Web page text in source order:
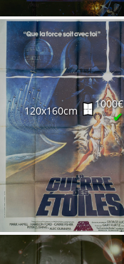
120x160cm
1000€
✔